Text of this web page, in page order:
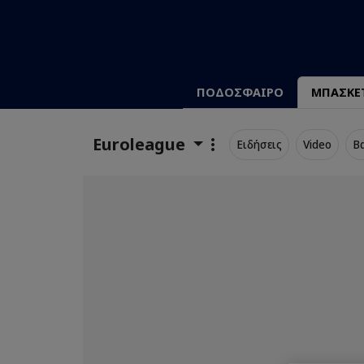
ΠΟΔΟΣΦΑΙΡΟ
Euroleague Ειδήσεις Video